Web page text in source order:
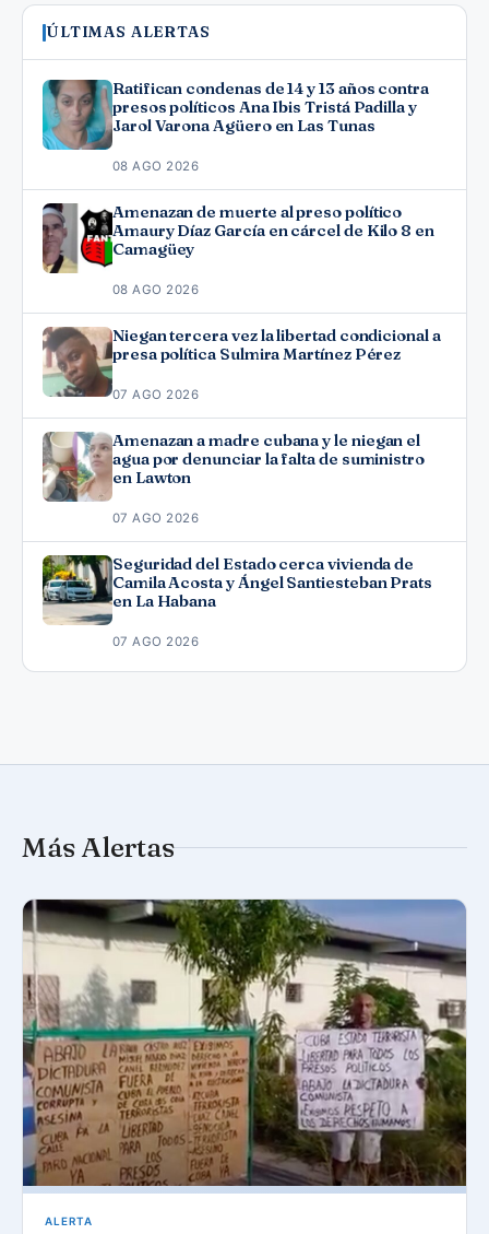
ÚLTIMAS ALERTAS
Ratifican condenas de 14 y 13 años contra
presos políticos Ana Ibis Tristá Padilla y
Jarol Varona Agüero en Las Tunas
08 AGO 2026
Amenazan de muerte al preso político
Amaury Díaz García en cárcel de Kilo 8 en
Camagüey
08 AGO 2026
Niegan tercera vez la libertad condicional a
presa política Sulmira Martínez Pérez
07 AGO 2026
Amenazan a madre cubana y le niegan el
agua por denunciar la falta de suministro
en Lawton
07 AGO 2026
Seguridad del Estado cerca vivienda de
Camila Acosta y Ángel Santiesteban Prats
en La Habana
07 AGO 2026
Más Alertas
ALERTA